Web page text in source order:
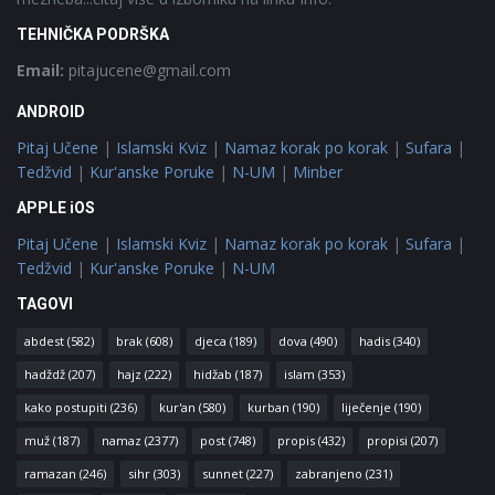
TEHNIČKA PODRŠKA
Email: pitajucene@gmail.com
ANDROID
Pitaj Učene | Islamski Kviz | Namaz korak po korak | Sufara |
Tedžvid | Kur'anske Poruke | N-UM | Minber
APPLE iOS
Pitaj Učene | Islamski Kviz | Namaz korak po korak | Sufara |
Tedžvid | Kur'anske Poruke | N-UM
TAGOVI
abdest (582) brak (608) djeca (189) dova (490) hadis (340)
hadždž (207) hajz (222) hidžab (187) islam (353)
kako postupiti (236) kur'an (580) kurban (190) liječenje (190)
muž (187) namaz (2377) post (748) propis (432) propisi (207)
ramazan (246) sihr (303) sunnet (227) zabranjeno (231)